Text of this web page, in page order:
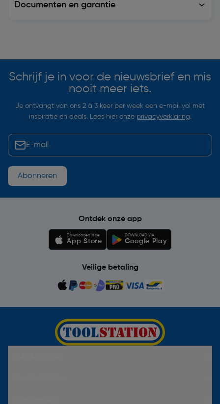
Documenten en garantie
Schrijf je in voor de nieuwsbrief en mis
nooit meer iets.
Je ontvangt van ons 2 à 3 keer per week een e-mail vol met
inspiratie en deals. Lees hier onze privacyverklaring.
Abonneren
Ontdek onze app
Downloaden in de
App Store
DOWNLOAD VIA
Google Play
Veilige betaling